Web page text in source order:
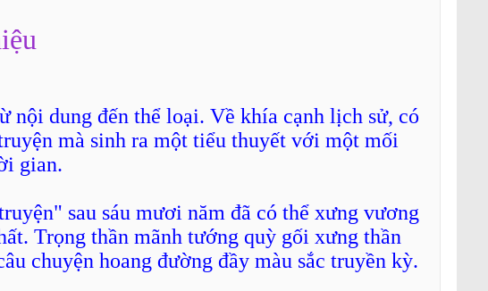
nội dung đến thể loại. Về khía cạnh lịch sử, có
mà sinh ra một tiểu thuyết với một mối
gian.
sau sáu mươi năm đã có thể xưng vương
Trọng thần mãnh tướng quỳ gối xưng thần
chuyện hoang đường đầy màu sắc truyền kỳ.